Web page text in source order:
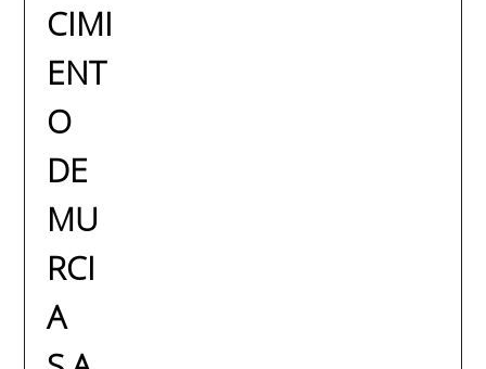
CIMI
ENT
O
DE
MU
RCI
A